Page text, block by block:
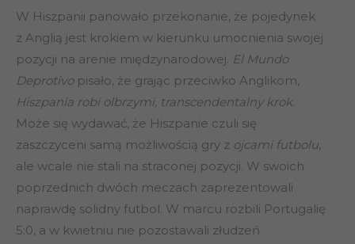
W Hiszpanii panowało przekonanie, że pojedynek
z Anglią jest krokiem w kierunku umocnienia swojej
pozycji na arenie międzynarodowej. El Mundo
Deprotivopisało, że grając przeciwko Anglikom,
Hiszpania robi olbrzymi, transcendentalny krok.
Może się wydawać, że Hiszpanie czuli się
zaszczyceni samą możliwością gry z ojcami futbolu,
ale wcale nie stali na straconej pozycji. W swoich
poprzednich dwóch meczach zaprezentowali
naprawdę solidny futbol. W marcu rozbili Portugalię
5:0, a w kwietniu nie pozostawali złudzeń